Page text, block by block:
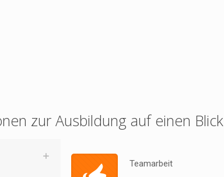
zur Ausbildung auf einen Blick
Teamarbeit